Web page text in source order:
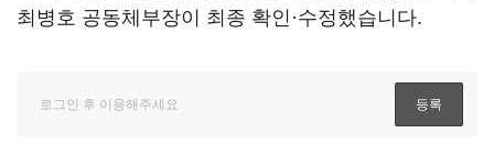
최병호 공동체부장이 최종 확인·수정했습니다.